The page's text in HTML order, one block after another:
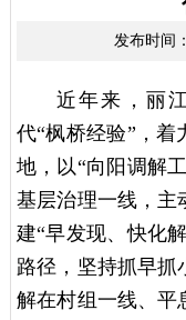
发布时间
近年来，丽
代“枫桥经验”，
地，以“向阳调解
基层治理一线，主
建“早发现、快化
路径，坚持抓早抓
解在村组一线、平